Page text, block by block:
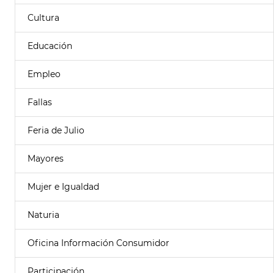
Cultura
Educación
Empleo
Fallas
Feria de Julio
Mayores
Mujer e Igualdad
Naturia
Oficina Información Consumidor